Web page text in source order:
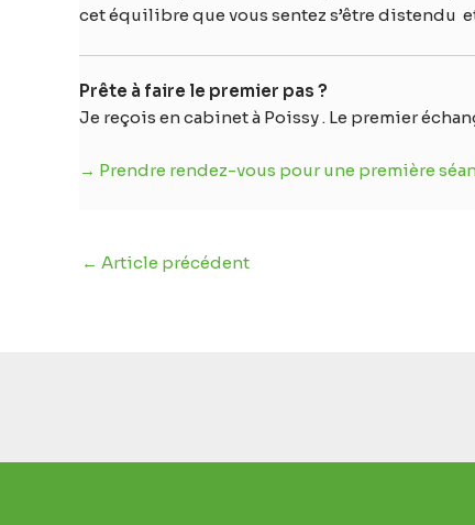
cet équilibre que vous sentez s’être distendu
Prête à faire le premier pas ?
Je reçois en cabinet à Poissy . Le premier
→ Prendre rendez-vous pour une première
← Article précédent